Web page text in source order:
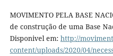
MOVIMENTO PELA BASE
de construção de uma Base
Disponivel em: http://
content/uploads/2020/04/